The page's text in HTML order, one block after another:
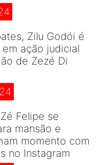
Zilu Godói é
ação judicial
de Zezé Di
Felipe se
mansão e
momento com
no Instagram